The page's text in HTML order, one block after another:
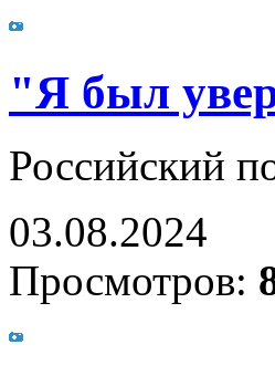
"Я был
Российский
03.08.2024
Просмотров: